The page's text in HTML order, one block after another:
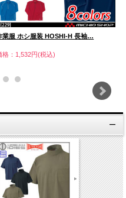
業服 ホシ服装 HOSHI-H 長袖…
格：1,532円(税込)